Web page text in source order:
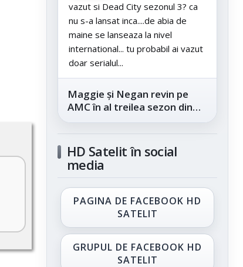
vazut si Dead City sezonul 3? ca
nu s-a lansat inca....de abia de
maine se lanseaza la nivel
international... tu probabil ai vazut
doar serialul...
Maggie și Negan revin pe
AMC în al treilea sezon din
„The Walking Dead: Dead
HD Satelit în social
media
PAGINA DE FACEBOOK HD
SATELIT
GRUPUL DE FACEBOOK HD
SATELIT